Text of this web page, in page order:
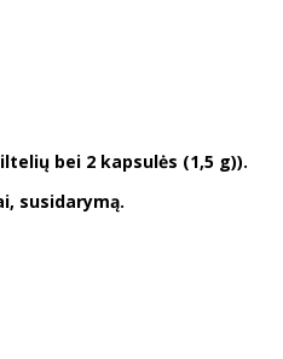
bei 2 kapsulės (1,5 g)).
susidarymą.